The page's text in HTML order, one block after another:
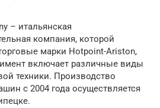
– итальянская
компания, которой
марки Hotpoint-Ariston,
включает различные виды
техники. Производство
с 2004 года осуществляется